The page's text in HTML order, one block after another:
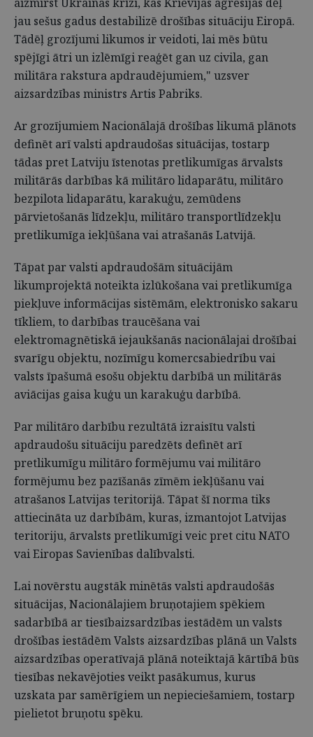
jau sešus gadus destabilizē drošības situāciju Eiropā.
Tādēļ grozījumi likumos ir veidoti, lai mēs būtu
spējīgi ātri un izlēmīgi reaģēt gan uz civila, gan
militāra rakstura apdraudējumiem," uzsver
aizsardzības ministrs Artis Pabriks.
Ar grozījumiem Nacionālajā drošības likumā plānots
definēt arī valsti apdraudošas situācijas, tostarp
tādas pret Latviju īstenotas pretlikumīgas ārvalsts
militārās darbības kā militāro lidaparātu, militāro
bezpilota lidaparātu, karakuģu, zemūdens
pārvietošanās līdzekļu, militāro transportlīdzekļu
pretlikumīga iekļūšana vai atrašanās Latvijā.
Tāpat par valsti apdraudošām situācijām
likumprojektā noteikta izlūkošana vai pretlikumīga
piekļuve informācijas sistēmām, elektronisko sakaru
tīkliem, to darbības traucēšana vai
elektromagnētiskā iejaukšanās nacionālajai drošībai
svarīgu objektu, nozīmīgu komercsabiedrību vai
valsts īpašumā esošu objektu darbībā un militārās
aviācijas gaisa kuģu un karakuģu darbībā.
Par militāro darbību rezultātā izraisītu valsti
apdraudošu situāciju paredzēts definēt arī
pretlikumīgu militāro formējumu vai militāro
formējumu bez pazīšanās zīmēm iekļūšanu vai
atrašanos Latvijas teritorijā. Tāpat šī norma tiks
attiecināta uz darbībām, kuras, izmantojot Latvijas
teritoriju, ārvalsts pretlikumīgi veic pret citu NATO
vai Eiropas Savienības dalībvalsti.
Lai novērstu augstāk minētās valsti apdraudošās
situācijas, Nacionālajiem bruņotajiem spēkiem
sadarbībā ar tiesībaizsardzības iestādēm un valsts
drošības iestādēm Valsts aizsardzības plānā un Valsts
aizsardzības operatīvajā plānā noteiktajā kārtībā būs
tiesības nekavējoties veikt pasākumus, kurus
uzskata par samērīgiem un nepieciešamiem, tostarp
pielietot bruņotu spēku.